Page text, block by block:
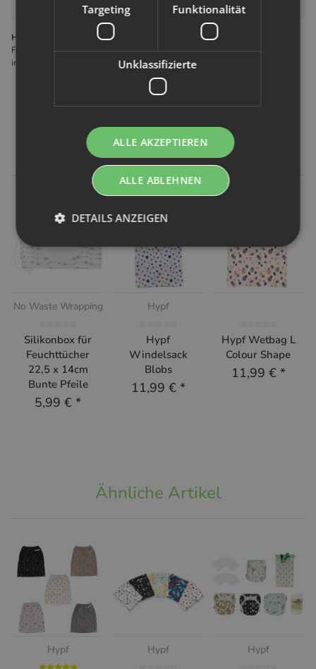
Hersteller gemäß GPSR
Forx GmbH Gewerbering 14 8112 Wilkau-Haßlau Deutschland
info@hypf.de
Kunden kauften dazu folgende
Artikel:
No Waste Wrapping
Silikonbox für
Feuchttücher
22,5 x 14cm
Bunte Pfeile
5,99 € *
Hypf
Hypf
Windelsack
Blobs
11,99 € *
Hypf Wetbag L
Colour Shape
11,99 € *
Ähnliche Artikel
Hypf Hypf Hypf
Targeting Funktionalität
Unklassifizierte
ALLE AKZEPTIEREN
ALLE ABLEHNEN
DETAILS ANZEIGEN